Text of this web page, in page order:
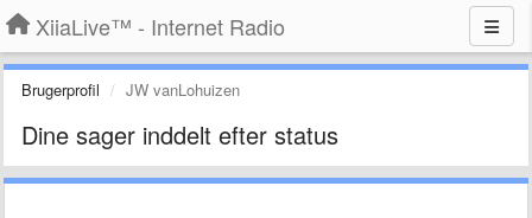
XiiaLive™ - Internet Radio
Brugerprofil JW vanLohuizen
Dine sager inddelt efter status